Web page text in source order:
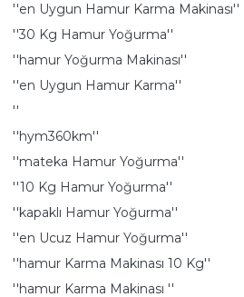
''en Uygun Hamur Karma Makinası''
''30 Kg Hamur Yoğurma''
''hamur Yoğurma Makinası''
''en Uygun Hamur Karma''
''
''hym360km''
''mateka Hamur Yoğurma''
''10 Kg Hamur Yoğurma''
''kapaklı Hamur Yoğurma''
''en Ucuz Hamur Yoğurma''
''hamur Karma Makinası 10 Kg''
''hamur Karma Makinası ''